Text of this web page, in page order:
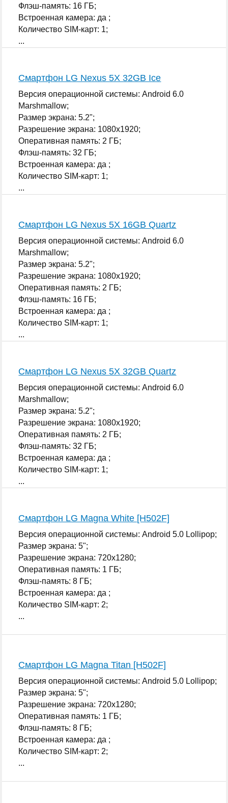
Флэш-память: 16 ГБ;
Встроенная камера: да ;
Количество SIM-карт: 1;
...
Смартфон LG Nexus 5X 32GB Ice
Версия операционной системы: Android 6.0
Marshmallow;
Размер экрана: 5.2";
Разрешение экрана: 1080x1920;
Оперативная память: 2 ГБ;
Флэш-память: 32 ГБ;
Встроенная камера: да ;
Количество SIM-карт: 1;
...
Смартфон LG Nexus 5X 16GB Quartz
Версия операционной системы: Android 6.0
Marshmallow;
Размер экрана: 5.2";
Разрешение экрана: 1080x1920;
Оперативная память: 2 ГБ;
Флэш-память: 16 ГБ;
Встроенная камера: да ;
Количество SIM-карт: 1;
...
Смартфон LG Nexus 5X 32GB Quartz
Версия операционной системы: Android 6.0
Marshmallow;
Размер экрана: 5.2";
Разрешение экрана: 1080x1920;
Оперативная память: 2 ГБ;
Флэш-память: 32 ГБ;
Встроенная камера: да ;
Количество SIM-карт: 1;
...
Смартфон LG Magna White [H502F]
Версия операционной системы: Android 5.0 Lollipop;
Размер экрана: 5";
Разрешение экрана: 720x1280;
Оперативная память: 1 ГБ;
Флэш-память: 8 ГБ;
Встроенная камера: да ;
Количество SIM-карт: 2;
...
Смартфон LG Magna Titan [H502F]
Версия операционной системы: Android 5.0 Lollipop;
Размер экрана: 5";
Разрешение экрана: 720x1280;
Оперативная память: 1 ГБ;
Флэш-память: 8 ГБ;
Встроенная камера: да ;
Количество SIM-карт: 2;
...